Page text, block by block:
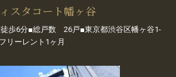
スタコート幡ヶ谷
歩6分■総戸数 26戸■東京都渋谷区幡ヶ谷1-
リーレント1ヶ月